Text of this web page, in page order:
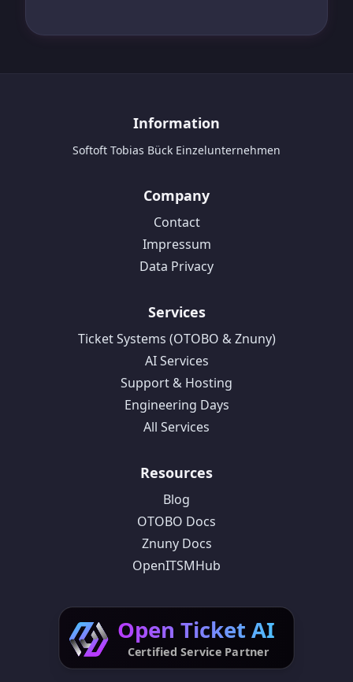
Information
Softoft Tobias Bück Einzelunternehmen
Company
Contact
Impressum
Data Privacy
Services
Ticket Systems (OTOBO & Znuny)
AI Services
Support & Hosting
Engineering Days
All Services
Resources
Blog
OTOBO Docs
Znuny Docs
OpenITSMHub